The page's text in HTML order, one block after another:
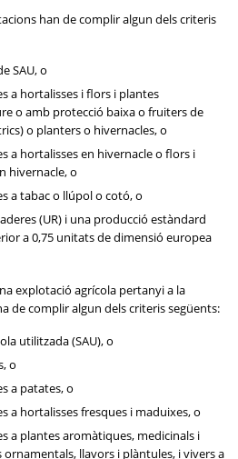
han de complir algun dels criteris
SAU, o
a hortalisses i flors i plantes
o amb protecció baixa o fruiters de
o planters o hivernacles, o
a hortalisses en hivernacle o flors i
hivernacle, o
a tabac o llúpol o cotó, o
(UR) i una producció estàndard
a 0,75 unitats de dimensió europea
explotació agrícola pertanyi a la
de complir algun dels criteris següents:
utilitzada (SAU), o
o
a patates, o
a hortalisses fresques i maduixes, o
a plantes aromàtiques, medicinals i
ornamentals, llavors i plàntules, i vivers a